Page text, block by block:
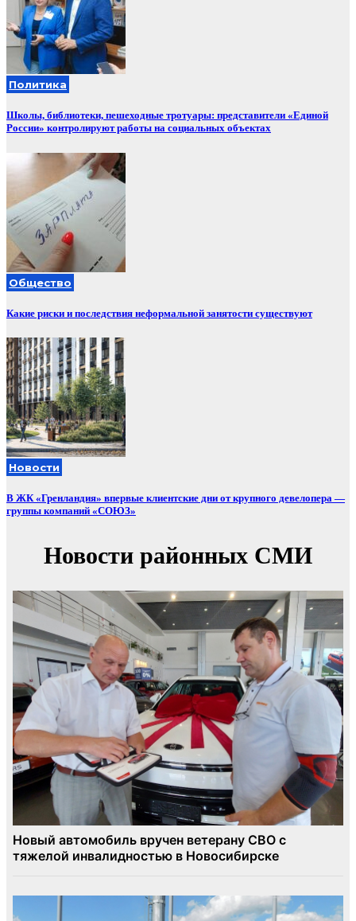
Политика
Школы, библиотеки, пешеходные тротуары: представители «Единой
России» контролируют работы на социальных объектах
Общество
Какие риски и последствия неформальной занятости существуют
Новости
В ЖК «Гренландия» впервые клиентские дни от крупного девелопера —
группы компаний «СОЮЗ»